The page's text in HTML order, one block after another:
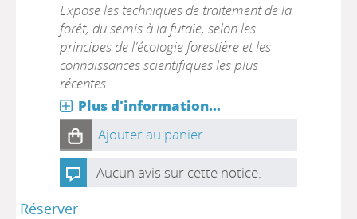
Expose les techniques de traitement de la
forêt, du semis à la futaie, selon les
principes de l'écologie forestière et les
connaissances scientifiques les plus
récentes.
Plus d'information...
Ajouter au panier
Aucun avis sur cette notice.
Réserver